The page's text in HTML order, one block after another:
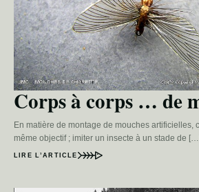
Corps à corps … de
En matière de montage de mouches artificielles,
même objectif ; imiter un insecte à un stade de
LIRE L’ARTICLE